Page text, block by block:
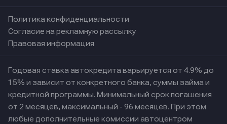
Политика конфиденциальности
Согласие на рекламную рассылку
Правовая информация
Годовая ставка автокредита варьируется от 4.9% до
15% и зависит от конкретного банка, суммы займа и
кредитной программы. Минимальный срок погашения
от 2 месяцев, максимальный - 96 месяцев. При этом
любые дополнительные комиссии автоцентром